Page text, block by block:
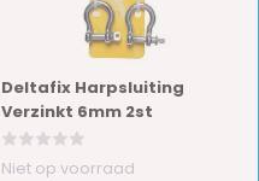
Deltafix Harpsluiting
Verzinkt 6mm 2st
Niet op voorraad